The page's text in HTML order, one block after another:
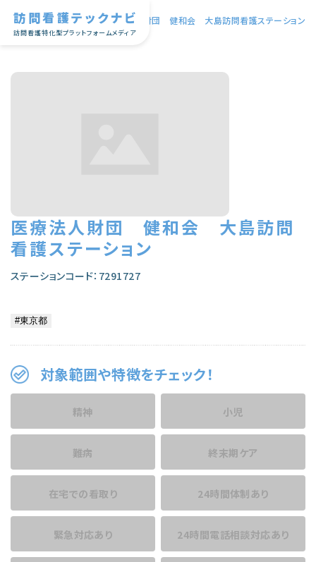
訪問看護テックナビ
訪問看護特化型プラットフォームメディア
TOP | 医療法人財団 健和会 大島訪問看護ステーション
医療法人財団 健和会 大島訪問
看護ステーション
ステーションコード：7291727
対象範囲や特徴をチェック！
精神 小児
難病 終末期ケア
在宅での看取り 24時間体制あり
緊急対応あり 24時間電話相談対応あり